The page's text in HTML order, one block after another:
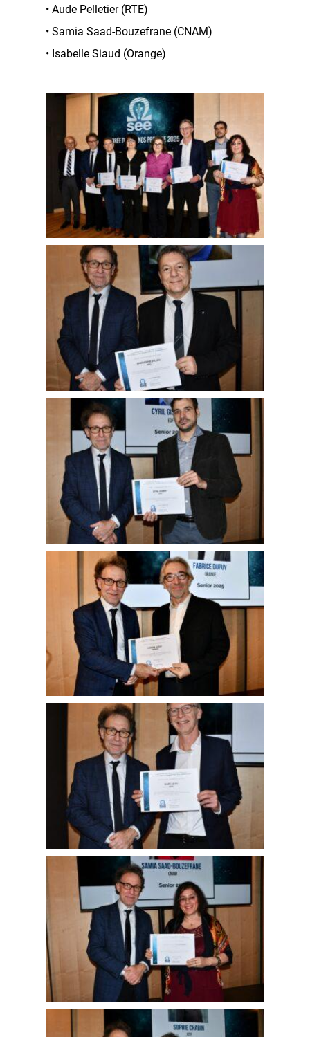
• Aude Pelletier (RTE)
• Samia Saad-Bouzefrane (CNAM)
• Isabelle Siaud (Orange)